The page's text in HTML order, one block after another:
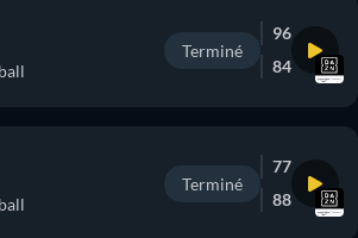
Terminé
96
84
Terminé
77
88